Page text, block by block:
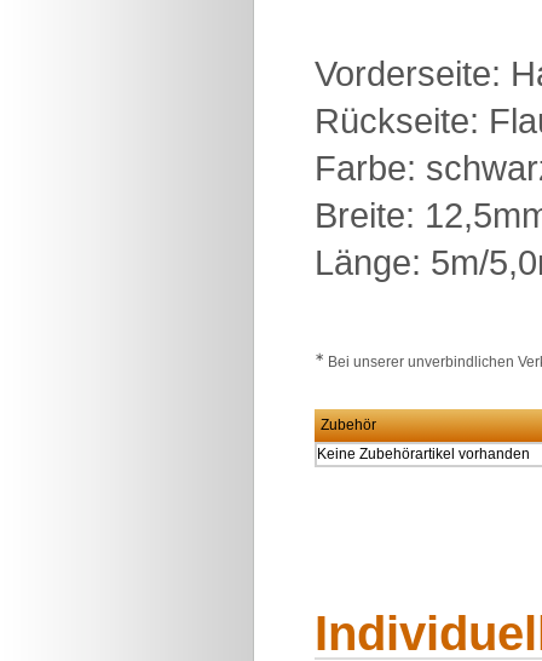
Vorderseite:
Rückseite:
Farbe:
Breite:
Länge: 5m/
∗ Bei unserer unverbindlichen
Zubehör
Keine Zubehörartikel vorhanden